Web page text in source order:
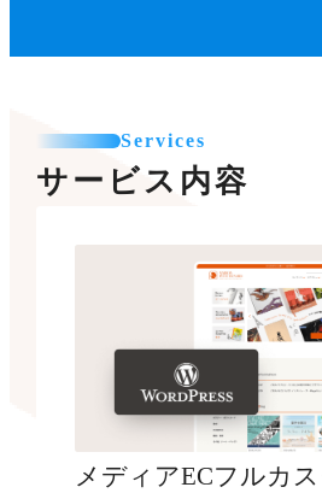
Services
サービス内容
メディアECフルカ